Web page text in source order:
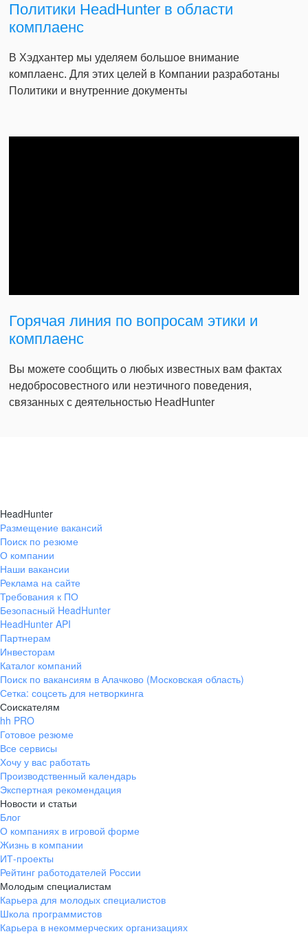
Политики HeadHunter в области
комплаенс
В Хэдхантер мы уделяем большое внимание
комплаенс. Для этих целей в Компании разработаны
Политики и внутренние документы
Горячая линия по вопросам этики и
комплаенс
Вы можете сообщить о любых известных вам фактах
недобросовестного или неэтичного поведения,
связанных с деятельностью HeadHunter
HeadHunter
Размещение вакансий
Поиск по резюме
О компании
Наши вакансии
Реклама на сайте
Требования к ПО
Безопасный HeadHunter
HeadHunter API
Партнерам
Инвесторам
Каталог компаний
Поиск по вакансиям в Алачково (Московская область)
Сетка: соцсеть для нетворкинга
Соискателям
hh PRO
Готовое резюме
Все сервисы
Хочу у вас работать
Производственный календарь
Экспертная рекомендация
Новости и статьи
Блог
О компаниях в игровой форме
Жизнь в компании
ИТ-проекты
Рейтинг работодателей России
Молодым специалистам
Карьера для молодых специалистов
Школа программистов
Карьера в некоммерческих организациях